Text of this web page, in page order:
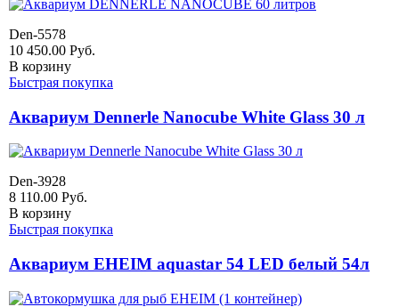
Den-5578
10 450.00 Руб.
В корзину
Быстрая покупка
Аквариум Dennerle Nanocube White Glass 30 л
Den-3928
8 110.00 Руб.
В корзину
Быстрая покупка
Аквариум EHEIM aquastar 54 LED белый 54л